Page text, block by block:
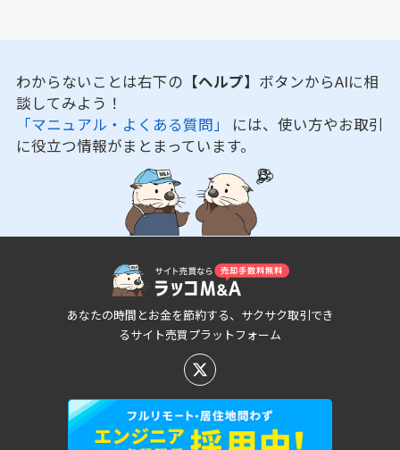
わからないことは右下の 【ヘルプ】 ボタンからAIに相
談してみよう！
「マニュアル・よくある質問」 には、使い方やお取引
に役立つ情報がまとまっています。
あなたの時間とお金を節約する、サクサク取引でき
るサイト売買プラットフォーム